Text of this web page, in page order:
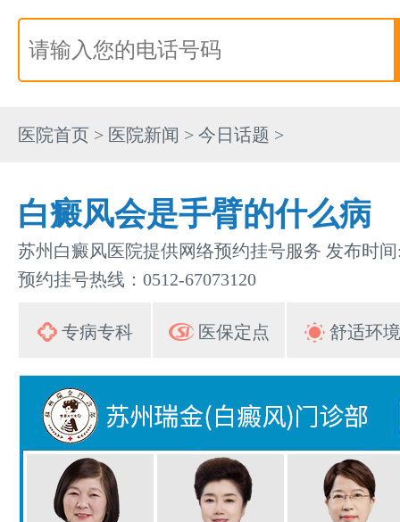
医院首页 > 医院新闻 > 今日话题 >
白癜风会是手臂的什么病
苏州白癜风医院提供网络预约挂号服务 发布时间
预约挂号热线：0512-67073120
专病专科 医保定点 舒适环境